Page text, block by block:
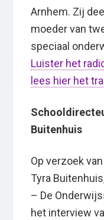
Arnhem. Zij
moeder van
speciaal
Luister het
lees hier het
Buitenhuis
Op verzoek
Tyra
– De
het interview